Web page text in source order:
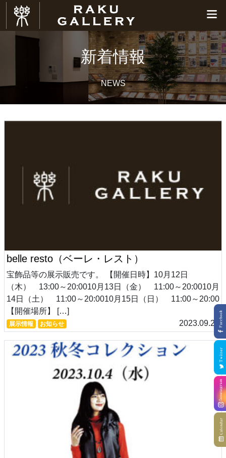
新着情報
NEWS
belle resto（ベーレ・レスト）
宝飾品等の展示販売です。 【開催日時】10月12日
（木） 13:00～20:0010月13日（金） 11:00～20:0010月
14日（土） 11:00～20:0010月15日（日） 11:00～20:00
【開催場所】 […]
展示情報 お知らせ 2023.09.21